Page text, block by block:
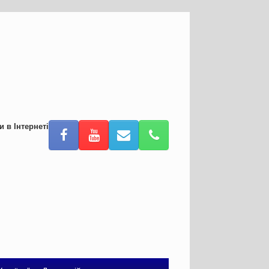
в Інтернеті